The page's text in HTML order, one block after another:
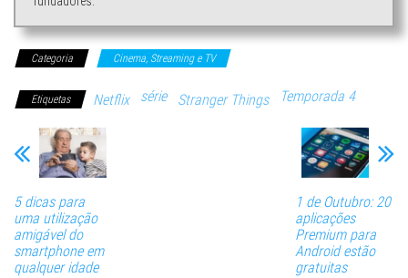
Categoria Cinema, Streaming e TV
Etiquetas Netflix série Stranger Things Temporada 4
5 dicas para
uma utilização
amigável do
smartphone em
qualquer idade
1 de Outubro: 20
aplicações
Premium para
Android estão
gratuitas